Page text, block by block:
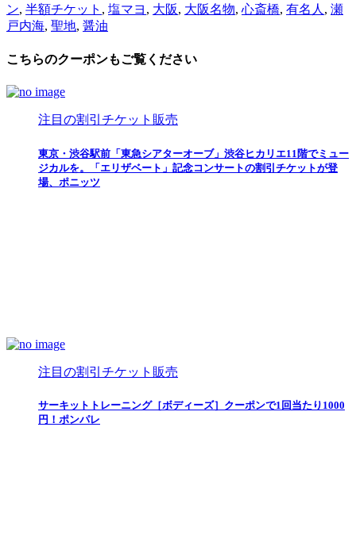
ン, 半額チケット , 塩マヨ , 大阪, 大阪名物, 心斎橋, 有名人 , 瀬
戸内海, 聖地, 醤油
こちらのクーポンもご覧ください
注目の割引チケット販売
東京・渋谷駅前「東急シアターオーブ」渋谷ヒカリエ11階でミュー
ジカルを。「エリザベート」記念コンサートの割引チケットが登
場、ポニッツ
注目の割引チケット販売
サーキットトレーニング［ボディーズ］クーポンで1回当たり1000
円！ポンパレ